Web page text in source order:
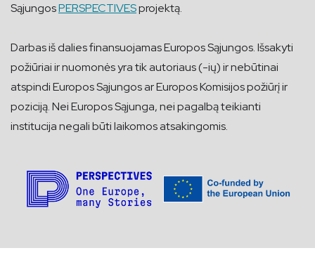
SąjungosPERSPECTIVESprojektą.
Darbas iš dalies finansuojamas Europos Sąjungos. Išsakyti
požiūriai ir nuomonės yra tik autoriaus (-ių) ir nebūtinai
atspindi Europos Sąjungos ar Europos Komisijos požiūrį ir
poziciją. Nei Europos Sąjunga, nei pagalbą teikianti
institucija negali būti laikomos atsakingomis.